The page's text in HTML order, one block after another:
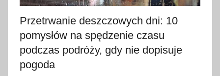
Przetrwanie deszczowych dni: 10
pomysłów na spędzenie czasu
podczas podróży, gdy nie dopisuje
pogoda